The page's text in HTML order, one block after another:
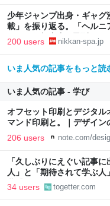
少年ジャンプ出身・ギャ
載」を振り返る。「ヘルニ
イックな舞台裏 | 日刊SPA!
200 users nikkan-spa.jp
いま人気の記事をもっと読
いま人気の記事 - 学び
オフセット印刷とデジタ
マンド印刷と。｜デザイ
206 users note.com/
「久しぶりにえぐい記事
人」と「期待されて学ぶ
共感が集まる
34 users togetter.com